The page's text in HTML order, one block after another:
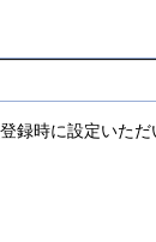
録時に設定いただ